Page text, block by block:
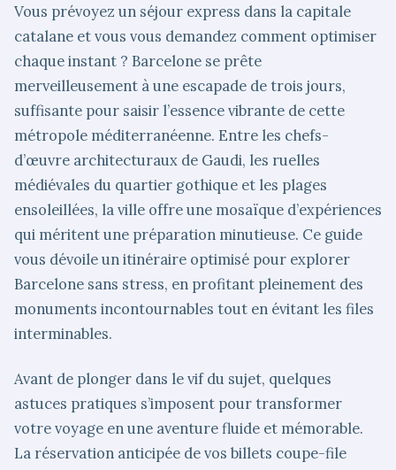
Vous prévoyez un séjour express dans la capitale
catalane et vous vous demandez comment optimiser
chaque instant ? Barcelone se prête
merveilleusement à une escapade de trois jours,
suffisante pour saisir l’essence vibrante de cette
métropole méditerranéenne. Entre les chefs-
d’œuvre architecturaux de Gaudi, les ruelles
médiévales du quartier gothique et les plages
ensoleillées, la ville offre une mosaïque d’expériences
qui méritent une préparation minutieuse. Ce guide
vous dévoile un itinéraire optimisé pour explorer
Barcelone sans stress, en profitant pleinement des
monuments incontournables tout en évitant les files
interminables.
Avant de plonger dans le vif du sujet, quelques
astuces pratiques s’imposent pour transformer
votre voyage en une aventure fluide et mémorable.
La réservation anticipée de vos billets coupe-file